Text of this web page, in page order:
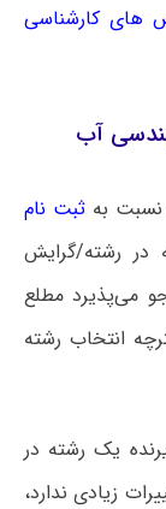
های کارشناسی
آب
به ثبت نام
در رشته/گرایش
می‌پذیرد مطلع
انتخاب رشته
یک رشته در
زیادی ندارد،